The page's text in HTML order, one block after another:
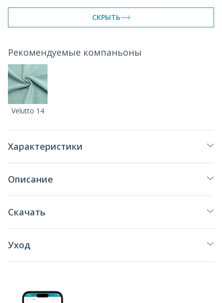
СКРЫТЬ
Рекомендуемые компаньоны
Velutto 14
Характеристики
Описание
Скачать
Уход